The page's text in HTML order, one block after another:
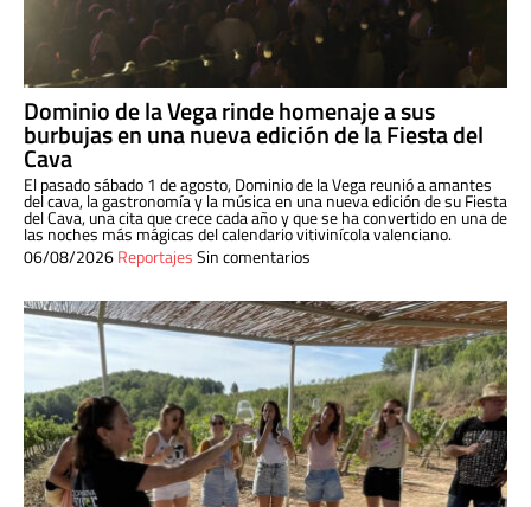
Dominio de la Vega rinde homenaje a sus
burbujas en una nueva edición de la Fiesta del
Cava
El pasado sábado 1 de agosto, Dominio de la Vega reunió a amantes
del cava, la gastronomía y la música en una nueva edición de su Fiesta
del Cava, una cita que crece cada año y que se ha convertido en una de
las noches más mágicas del calendario vitivinícola valenciano.
06/08/2026ReportajesSin comentarios